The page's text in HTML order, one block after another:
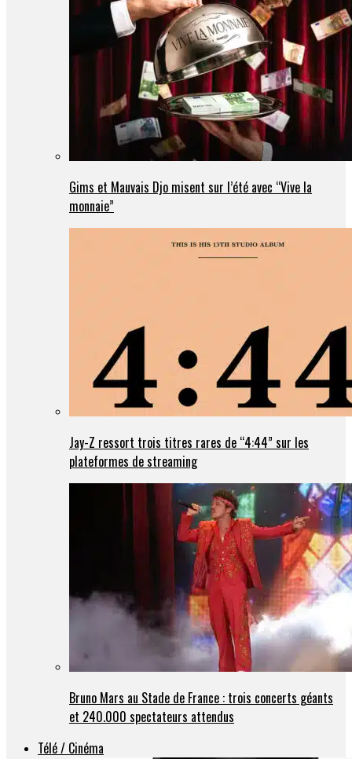
Gims et Mauvais Djo misent sur l’été avec “Vive la
monnaie”
Jay-Z ressort trois titres rares de “4:44” sur les
plateformes de streaming
Bruno Mars au Stade de France : trois concerts géants
et 240.000 spectateurs attendus
Télé / Cinéma